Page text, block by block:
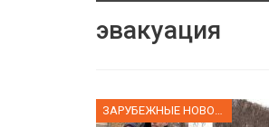
эвакуация